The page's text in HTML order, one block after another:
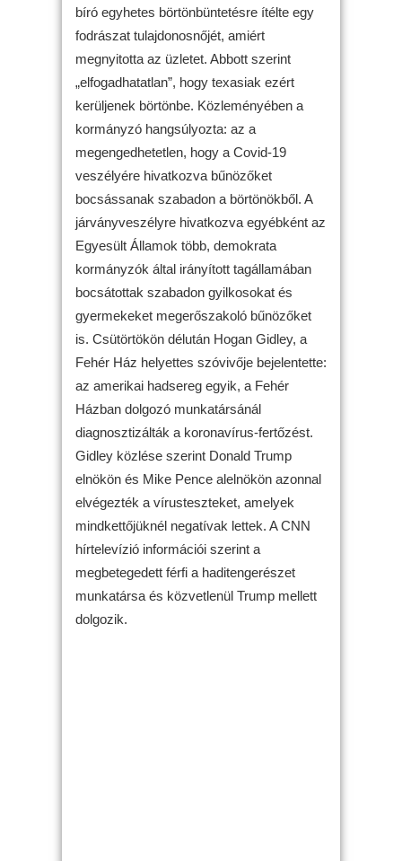
bíró egyhetes börtönbüntetésre ítélte egy
fodrászat tulajdonosnőjét, amiért
megnyitotta az üzletet. Abbott szerint
„elfogadhatatlan”, hogy texasiak ezért
kerüljenek börtönbe. Közleményében a
kormányzó hangsúlyozta: az a
megengedhetetlen, hogy a Covid-19
veszélyére hivatkozva bűnözőket
bocsássanak szabadon a börtönökből. A
járványveszélyre hivatkozva egyébként az
Egyesült Államok több, demokrata
kormányzók által irányított tagállamában
bocsátottak szabadon gyilkosokat és
gyermekeket megerőszakoló bűnözőket
is. Csütörtökön délután Hogan Gidley, a
Fehér Ház helyettes szóvivője bejelentette:
az amerikai hadsereg egyik, a Fehér
Házban dolgozó munkatársánál
diagnosztizálták a koronavírus-fertőzést.
Gidley közlése szerint Donald Trump
elnökön és Mike Pence alelnökön azonnal
elvégezték a vírusteszteket, amelyek
mindkettőjüknél negatívak lettek. A CNN
hírtelevízió információi szerint a
megbetegedett férfi a haditengerészet
munkatársa és közvetlenül Trump mellett
dolgozik.